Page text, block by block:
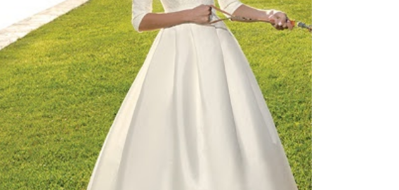
Свадебные платья
свадебного платья
По стилю